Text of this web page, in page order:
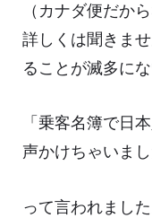
（カナダ便だか
詳しくは聞きま
ることが滅多にな
「乗客名簿で日
声かけちゃいまし
って言われました